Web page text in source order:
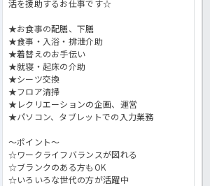
活を援助するお仕事です☆
★お食事の配膳、下膳
★食事・入浴・排泄介助
★着替えのお手伝い
★就寝・起床の介助
★シーツ交換
★フロア清掃
★レクリエーションの企画、運営
★パソコン、タブレットでの入力業務
～ポイント～
☆ワークライフバランスが図れる
☆ブランクのある方もOK
☆いろいろな世代の方が活躍中